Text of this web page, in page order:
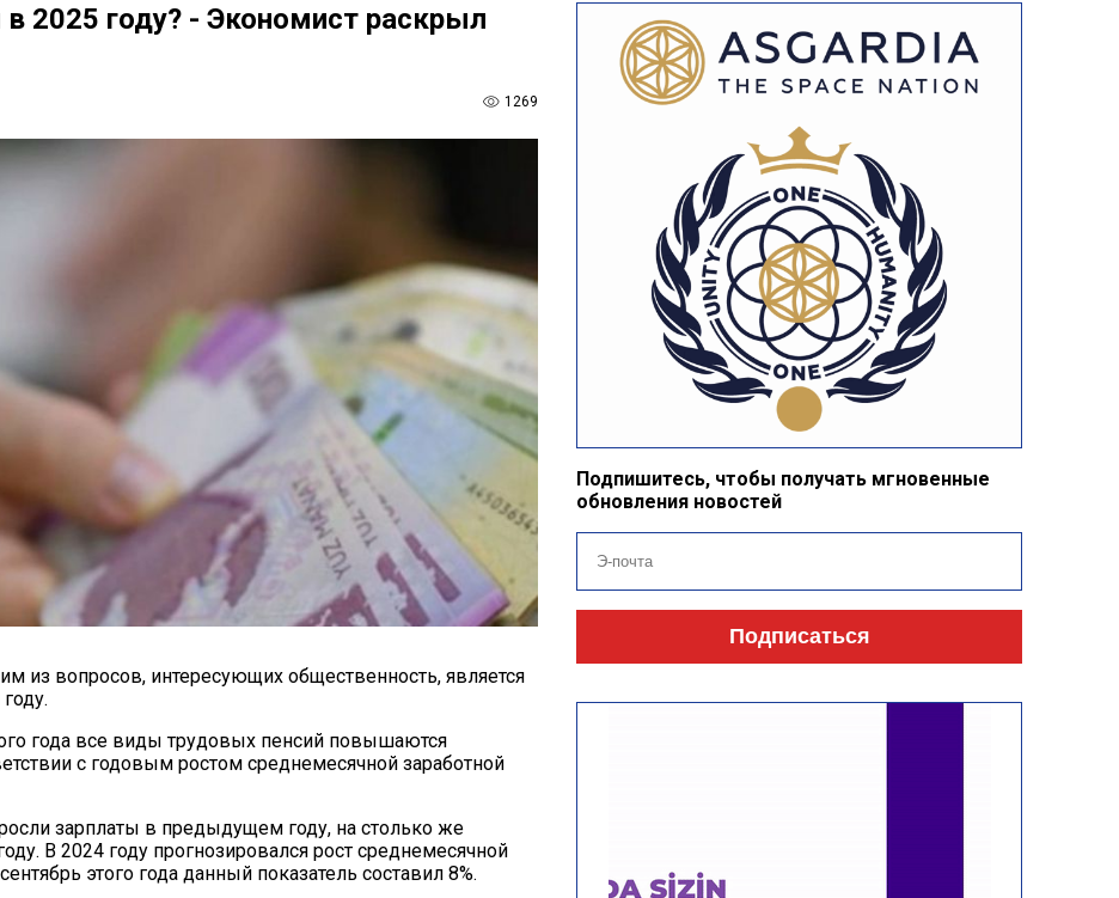
2025 году? - Экономист раскрыл
1269
из вопросов, интересующих общественность, является
года все виды трудовых пенсий повышаются
с годовым ростом среднемесячной заработной
зарплаты в предыдущем году, на столько же
В 2024 году прогнозировался рост среднемесячной
этого года данный показатель составил 8%.
Подпишитесь, чтобы получать мгновенные
обновления новостей
Подписаться